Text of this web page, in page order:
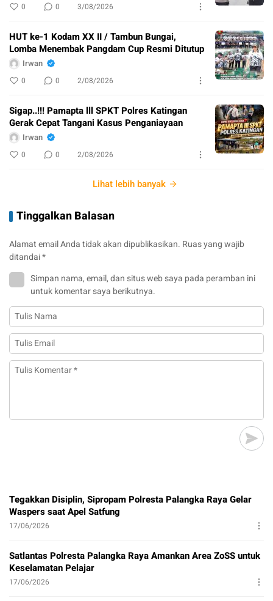
0 0 3/08/2026
HUT ke-1 Kodam XX II / Tambun Bungai,
Lomba Menembak Pangdam Cup Resmi Ditutup
Irwan
0 0 2/08/2026
Sigap..!!! Pamapta lll SPKT Polres Katingan
Gerak Cepat Tangani Kasus Penganiayaan
Irwan
0 0 2/08/2026
Lihat lebih banyak
Tinggalkan Balasan
Alamat email Anda tidak akan dipublikasikan. Ruas yang wajib
ditandai*
Simpan nama, email, dan situs web saya pada peramban ini
untuk komentar saya berikutnya.
Tegakkan Disiplin, Sipropam Polresta Palangka Raya Gelar
Waspers saat Apel Satfung
17/06/2026
Satlantas Polresta Palangka Raya Amankan Area ZoSS untuk
Keselamatan Pelajar
17/06/2026